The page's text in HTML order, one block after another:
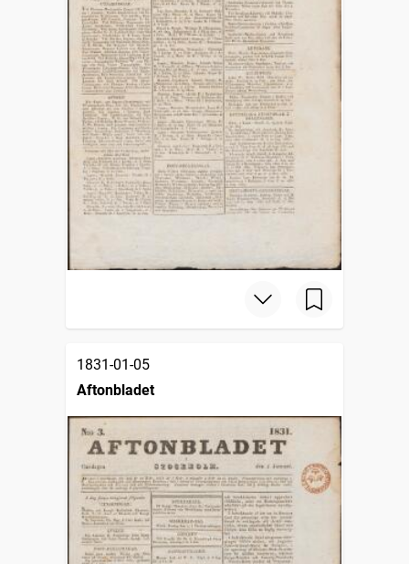
1831-01-05
Aftonbladet